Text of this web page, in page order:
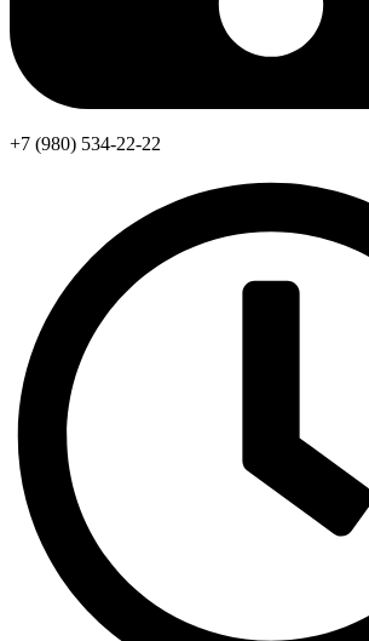
+7 (980) 534-22-22